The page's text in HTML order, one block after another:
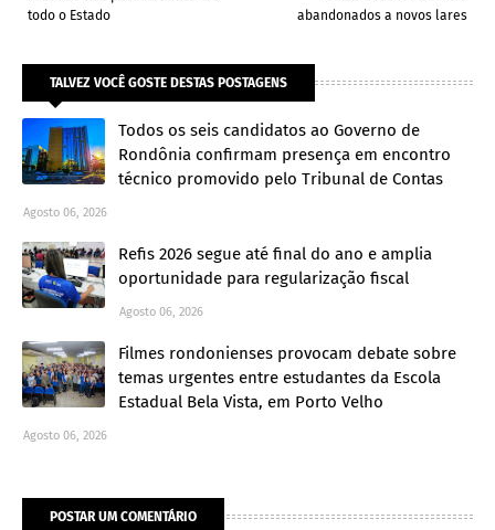
abandonados a novos lares
todo o Estado
TALVEZ VOCÊ GOSTE DESTAS POSTAGENS
Todos os seis candidatos ao Governo de
Rondônia confirmam presença em encontro
técnico promovido pelo Tribunal de Contas
Agosto 06, 2026
Refis 2026 segue até final do ano e amplia
oportunidade para regularização fiscal
Agosto 06, 2026
Filmes rondonienses provocam debate sobre
temas urgentes entre estudantes da Escola
Estadual Bela Vista, em Porto Velho
Agosto 06, 2026
POSTAR UM COMENTÁRIO